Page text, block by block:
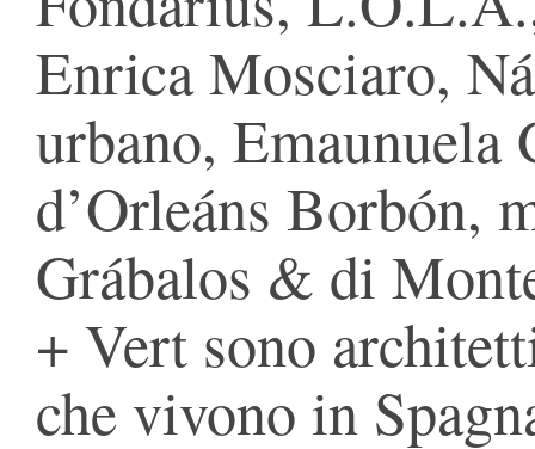
Enrica Mosciaro,
urbano,
d’Orleáns Borbón,
Grábalos & di
+ Vert sono
che vivono in